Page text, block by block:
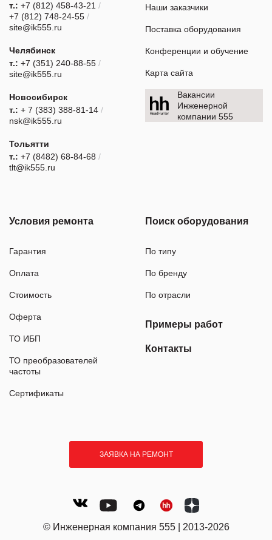
т.: +7 (812) 458-43-21 /
+7 (812) 748-24-55 /
site@ik555.ru
Челябинск
т.: +7 (351) 240-88-55 /
site@ik555.ru
Новосибирск
т.: + 7 (383) 388-81-14 /
nsk@ik555.ru
Тольятти
т.: +7 (8482) 68-84-68 /
tlt@ik555.ru
Наши заказчики
Поставка оборудования
Конференции и обучение
Карта сайта
Вакансии
Инженерной
компании 555
Условия ремонта
Гарантия
Оплата
Стоимость
Оферта
ТО ИБП
ТО преобразователей
частоты
Сертификаты
Поиск оборудования
По типу
По бренду
По отрасли
Примеры работ
Контакты
ЗАЯВКА НА РЕМОНТ
© Инженерная компания 555 | 2013-2026